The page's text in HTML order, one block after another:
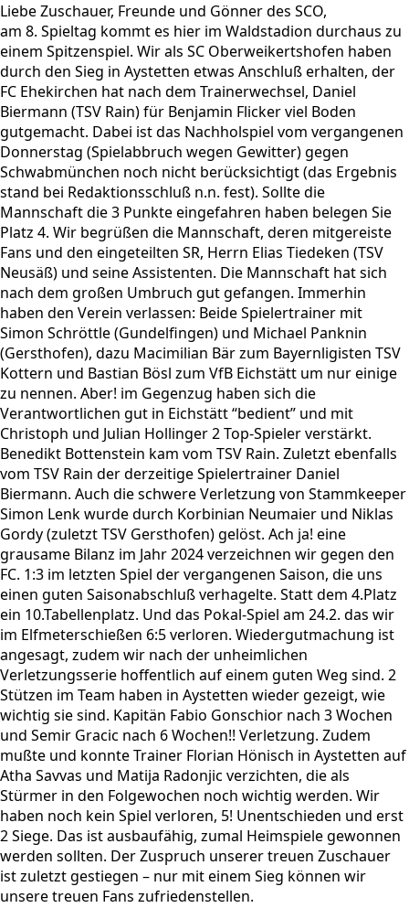
Liebe Zuschauer, Freunde und Gönner des SCO,
am 8. Spieltag kommt es hier im Waldstadion durchaus zu
einem Spitzenspiel. Wir als SC Oberweikertshofen haben
durch den Sieg in Aystetten etwas Anschluß erhalten, der
FC Ehekirchen hat nach dem Trainerwechsel, Daniel
Biermann (TSV Rain) für Benjamin Flicker viel Boden
gutgemacht. Dabei ist das Nachholspiel vom vergangenen
Donnerstag (Spielabbruch wegen Gewitter) gegen
Schwabmünchen noch nicht berücksichtigt (das Ergebnis
stand bei Redaktionsschluß n.n. fest). Sollte die
Mannschaft die 3 Punkte eingefahren haben belegen Sie
Platz 4. Wir begrüßen die Mannschaft, deren mitgereiste
Fans und den eingeteilten SR, Herrn Elias Tiedeken (TSV
Neusäß) und seine Assistenten. Die Mannschaft hat sich
nach dem großen Umbruch gut gefangen. Immerhin
haben den Verein verlassen: Beide Spielertrainer mit
Simon Schröttle (Gundelfingen) und Michael Panknin
(Gersthofen), dazu Macimilian Bär zum Bayernligisten TSV
Kottern und Bastian Bösl zum VfB Eichstätt um nur einige
zu nennen. Aber! im Gegenzug haben sich die
Verantwortlichen gut in Eichstätt “bedient” und mit
Christoph und Julian Hollinger 2 Top-Spieler verstärkt.
Benedikt Bottenstein kam vom TSV Rain. Zuletzt ebenfalls
vom TSV Rain der derzeitige Spielertrainer Daniel
Biermann. Auch die schwere Verletzung von Stammkeeper
Simon Lenk wurde durch Korbinian Neumaier und Niklas
Gordy (zuletzt TSV Gersthofen) gelöst. Ach ja! eine
grausame Bilanz im Jahr 2024 verzeichnen wir gegen den
FC. 1:3 im letzten Spiel der vergangenen Saison, die uns
einen guten Saisonabschluß verhagelte. Statt dem 4.Platz
ein 10.Tabellenplatz. Und das Pokal-Spiel am 24.2. das wir
im Elfmeterschießen 6:5 verloren. Wiedergutmachung ist
angesagt, zudem wir nach der unheimlichen
Verletzungsserie hoffentlich auf einem guten Weg sind. 2
Stützen im Team haben in Aystetten wieder gezeigt, wie
wichtig sie sind. Kapitän Fabio Gonschior nach 3 Wochen
und Semir Gracic nach 6 Wochen!! Verletzung. Zudem
mußte und konnte Trainer Florian Hönisch in Aystetten auf
Atha Savvas und Matija Radonjic verzichten, die als
Stürmer in den Folgewochen noch wichtig werden. Wir
haben noch kein Spiel verloren, 5! Unentschieden und erst
2 Siege. Das ist ausbaufähig, zumal Heimspiele gewonnen
werden sollten. Der Zuspruch unserer treuen Zuschauer
ist zuletzt gestiegen – nur mit einem Sieg können wir
unsere treuen Fans zufriedenstellen.